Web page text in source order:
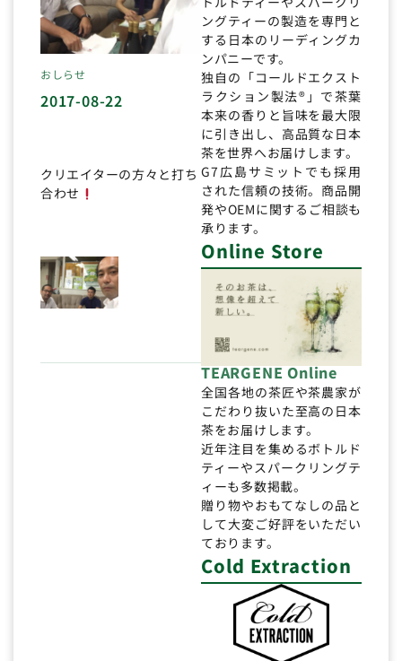
おしらせ
2017-08-22
クリエイターの方々と打ち
合わせ
ングティーの製造を専門と
する日本のリーディングカ
ンパニーです。
独自の「コールドエクスト
ラクション製法®」で茶葉
本来の香りと旨味を最大限
に引き出し、高品質な日本
茶を世界へお届けします。
G7広島サミットでも採用
された信頼の技術。商品開
発やOEMに関するご相談も
承ります。
Online Store
TEARGENE Online
全国各地の茶匠や茶農家が
こだわり抜いた至高の日本
茶をお届けします。
近年注目を集めるボトルド
ティーやスパークリングテ
ィーも多数掲載。
贈り物やおもてなしの品と
して大変ご好評をいただい
ております。
Cold Extraction